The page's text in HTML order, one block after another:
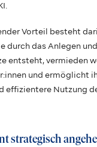
Vorteil besteht
durch das Anlegen
entsteht, vermieden
und ermöglicht
effizientere Nutzung
strategisch